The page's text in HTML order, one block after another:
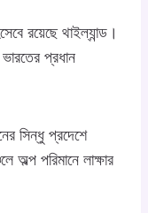
রয়েছে থাইল্যান্ড।
ভারতের প্রধান
সিন্ধু প্রদেশে
অল্প পরিমানে লাক্ষার